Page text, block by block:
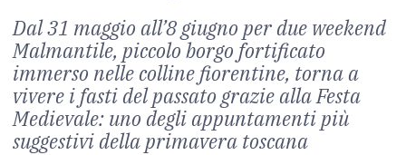
Dal 31 maggio all’8 giugno per due weekend
Malmantile, piccolo borgo fortificato
immerso nelle colline fiorentine, torna a
vivere i fasti del passato grazie alla Festa
Medievale: uno degli appuntamenti più
suggestivi della primavera toscana